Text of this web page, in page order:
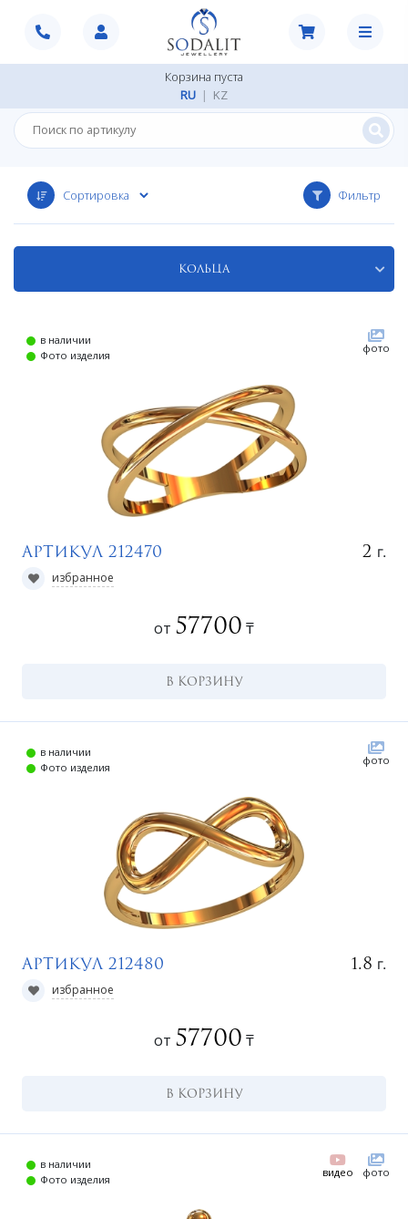
Корзина пуста
RU | KZ
Фильтр
Кольца
в наличии
Фото изделия
фото
Артикул 212470 2 г.
избранное
от 57700 ₸
В КОРЗИНУ
в наличии
Фото изделия
фото
Артикул 212480 1.8 г.
избранное
от 57700 ₸
В КОРЗИНУ
в наличии
Фото изделия
видео фото